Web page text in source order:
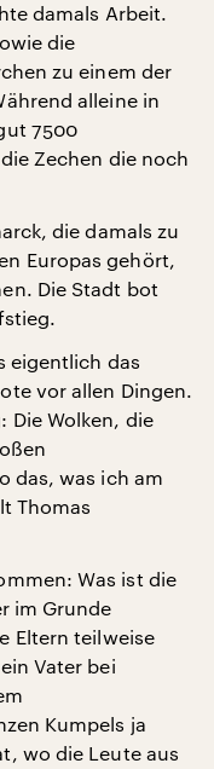
damals Arbeit.
die
zu einem der
alleine in
7500
Zechen die noch
die damals zu
Europas gehört,
Die Stadt bot
eigentlich das
vor allen Dingen.
Die Wolken, die
das, was ich am
Thomas
Was ist die
im Grunde
Eltern teilweise
Vater bei
Kumpels ja
wo die Leute aus